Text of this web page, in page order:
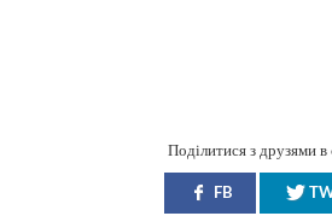
Поділитися з друзями
FB